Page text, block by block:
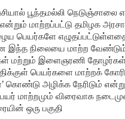
பூந்தமல்லி
மாற்றப்பட்டு தமிழக
பெயர்களே
இந்த நிலையை மாற்ற
மற்றும் இளைஞரணி
பெயர்களை மாற்றக்
அழிக்க நேரிடும் என்று
மாற்றமும் விரைவாக
ஒரு பகுதி